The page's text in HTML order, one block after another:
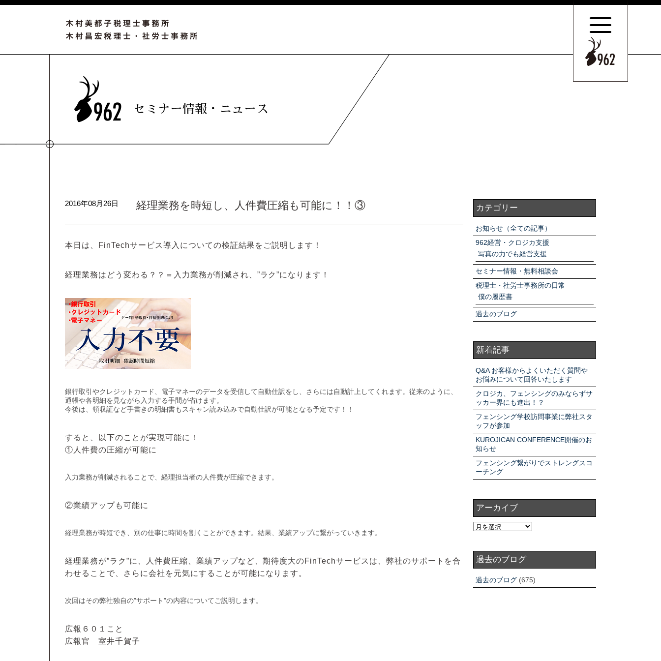
セミナー情報・ニュース
2016年08月26日 経理業務を時短し、人件費圧縮も可能に！！③
本日は、FinTechサービス導入についての検証結果をご説明します！
経理業務はどう変わる？？＝ 入力業務が削減され、”ラク”になります！
銀行取引やクレジットカード、電子マネーのデータを受信して自動仕訳をし、さらには自動計上してくれます。従来のように、
通帳や各明細を見ながら入力する手間が省けます。
今後は、領収証など手書きの明細書もスキャン読み込みで自動仕訳が可能となる予定です！！
すると、以下のことが実現可能に！
①人件費の圧縮が可能に
入力業務が削減されることで、経理担当者の人件費が圧縮できます。
②業績アップも可能に
経理業務が時短でき、別の仕事に時間を割くことができます。結果、業績アップに繋がっていきます。
経理業務が”ラク”に、人件費圧縮、業績アップなど、期待度大のFinTechサービスは、弊社のサポートを合
わせることで、さらに会社を元気にすることが可能になります。
次回はその弊社独自の”サポート”の内容についてご説明します。
広報６０１こと
広報官 室井千賀子
カテゴリー
お知らせ（全ての記事）
962経営・クロジカ支援
写真の力でも経営支援
セミナー情報・無料相談会
税理士・社労士事務所の日常
僕の履歴書
過去のブログ
新着記事
Q&A お客様からよくいただく質問や
お悩みについて回答いたします
クロジカ、フェンシングのみならずサ
ッカー界にも進出！？
フェンシング学校訪問事業に弊社スタ
ッフが参加
KUROJICAN CONFERENCE開催のお
知らせ
フェンシング繋がりでストレングスコ
ーチング
アーカイブ
過去のブログ
過去のブログ (675)
アクセスマップ
お電話・
お問合せフォーム